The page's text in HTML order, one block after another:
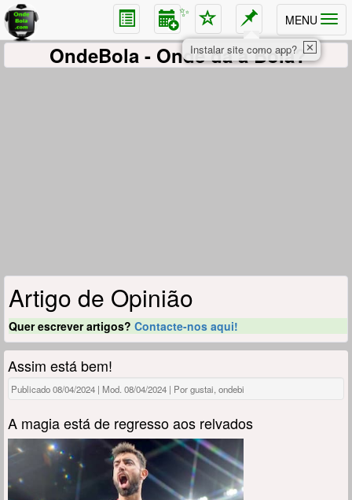
MENU
✨
OndeBola - Onde dá a Bola?
Artigo de Opinião
Quer escrever artigos? Contacte-nos aqui!
Assim está bem!
Publicado 08/04/2024 | Mod. 08/04/2024 | Por gustai, ondebi
A magia está de regresso aos relvados
✕
Instalar site como app?